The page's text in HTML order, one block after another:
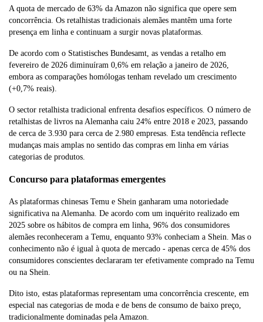
A quota de mercado de 63% da Amazon não significa que opere sem
concorrência. Os retalhistas tradicionais alemães mantêm uma forte
presença em linha e continuam a surgir novas plataformas.
De acordo com o Statistisches Bundesamt, as vendas a retalho em
fevereiro de 2026 diminuíram 0,6% em relação a janeiro de 2026,
embora as comparações homólogas tenham revelado um crescimento
(+0,7% reais).
O sector retalhista tradicional enfrenta desafios específicos. O número de
retalhistas de livros na Alemanha caiu 24% entre 2018 e 2023, passando
de cerca de 3.930 para cerca de 2.980 empresas. Esta tendência reflecte
mudanças mais amplas no sentido das compras em linha em várias
categorias de produtos.
Concurso para plataformas emergentes
As plataformas chinesas Temu e Shein ganharam uma notoriedade
significativa na Alemanha. De acordo com um inquérito realizado em
2025 sobre os hábitos de compra em linha, 96% dos consumidores
alemães reconheceram a Temu, enquanto 93% conheciam a Shein. Mas o
conhecimento não é igual à quota de mercado - apenas cerca de 45% dos
consumidores conscientes declararam ter efetivamente comprado na Temu
ou na Shein.
Dito isto, estas plataformas representam uma concorrência crescente, em
especial nas categorias de moda e de bens de consumo de baixo preço,
tradicionalmente dominadas pela Amazon.